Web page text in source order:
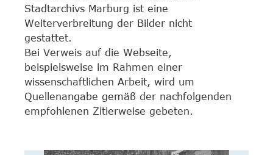
Stadtarchivs Marburg ist eine
Weiterverbreitung der Bilder nicht
gestattet.
Bei Verweis auf die Webseite,
beispielsweise im Rahmen einer
wissenschaftlichen Arbeit, wird um
Quellenangabe gemäß der nachfolgenden
empfohlenen Zitierweise gebeten.